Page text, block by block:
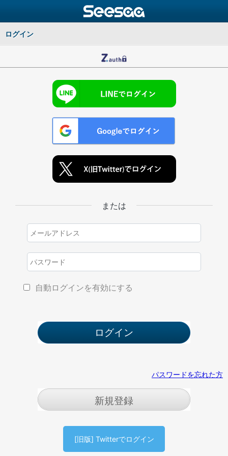
ログイン
または
自動ログインを有効にする
パスワードを忘れた方
新規登録
[旧版] Twitterでログイン